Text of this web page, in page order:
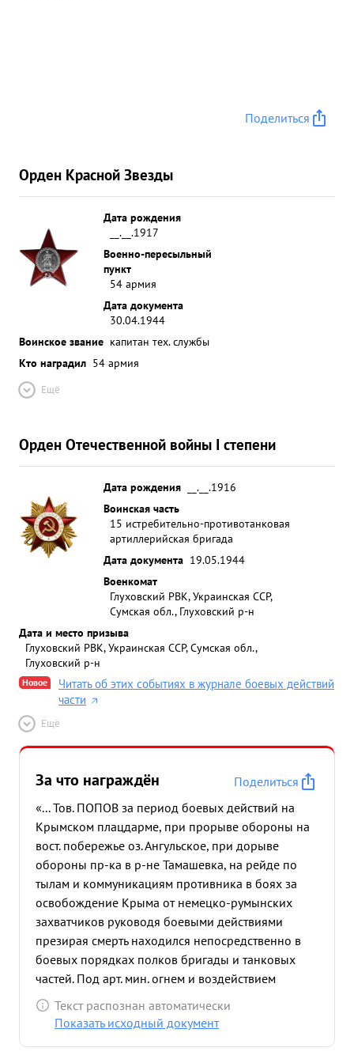
Поделиться
Орден Красной Звезды
Дата рождения
__.__.1917
Военно-пересыльный
пункт
54 армия
Дата документа
30.04.1944
Воинское звание капитан тех. службы
Кто наградил 54 армия
Ещё
Орден Отечественной войны I степени
Дата рождения
__.__.1916
Воинская часть
15 истребительно-противотанковая
артиллерийская бригада
Дата документа 19.05.1944
Военкомат
Глуховский РВК, Украинская ССР,
Сумская обл., Глуховский р-н
Дата и место призыва
Глуховский РВК, Украинская ССР, Сумская обл.,
Глуховский р-н
Новое
Читать об этих событиях в журнале боевых действий
части
Ещё
За что награждён
Поделиться
«... Тов. ПОПОВ за период боевых действий на
Крымском плацдарме, при прорыве обороны на
вост. побережье оз. Ангульское, при дорыве
обороны пр-ка в р-не Тамашевка, на рейде по
тылам и коммуникациям противника в боях за
освобождение Крыма от немецко-румынских
захватчиков руководя боевыми действиями
презирая смерть находился непосредственно в
боевых порядках полков бригады и танковых
частей. Под арт. мин. огнем и воздействием
авиации лично наблюдая за полем боях управлял
полками бригады выполняя волю командования
Текст распознан автоматически
Показать исходный документ